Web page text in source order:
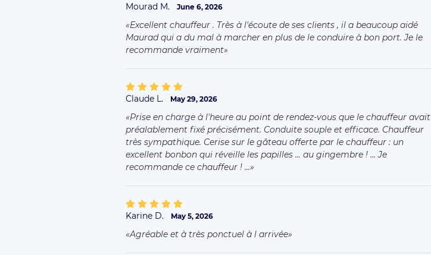
Mourad M. June 6, 2026
Excellent chauffeur . Très à l'écoute de ses clients , il a beaucoup aidé
Maurad qui a du mal à marcher en plus de le conduire à bon port. Je le
recommande vraiment
Claude L. May 29, 2026
Prise en charge à l'heure au point de rendez-vous que le chauffeur avait
préalablement fixé précisément. Conduite souple et efficace. Chauffeur
très sympathique. Cerise sur le gâteau offerte par le chauffeur : un
excellent bonbon qui réveille les papilles ... au gingembre ! ... Je
recommande ce chauffeur ! ...
Karine D. May 5, 2026
Agréable et à très ponctuel à l arrivée